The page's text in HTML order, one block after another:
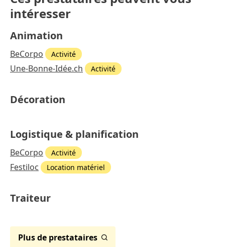
intéresser
Animation
BeCorpo Activité
Une-Bonne-Idée.ch Activité
Décoration
Logistique & planification
BeCorpo Activité
Festiloc Location matériel
Traiteur
Plus de prestataires